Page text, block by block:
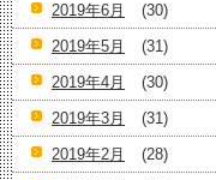
2019年6月
(30)
2019年5月
(31)
2019年4月
(30)
2019年3月
(31)
2019年2月
(28)